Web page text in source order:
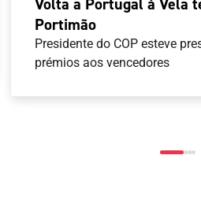
Portimão
Presidente do COP esteve
prémios aos vencedores